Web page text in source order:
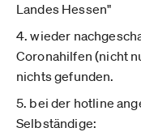
Landes Hessen"
4. wieder
Coronahilfen (nicht
nichts gefunden.
5. bei der hotline
Selbständige: